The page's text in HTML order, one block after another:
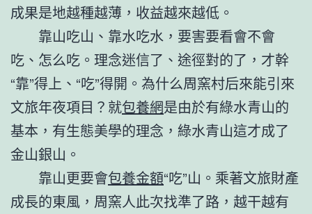
成果是地越種越薄，收益越來越低。
靠山吃山、靠水吃水，要害要看會不會
吃、怎么吃。理念迷信了、途徑對的了，才幹
“靠”得上、“吃”得開。為什么周窯村后來能引來
文旅年夜項目？就包養網是由於有綠水青山的
基本，有生態美學的理念，綠水青山這才成了
金山銀山。
靠山更要會包養金額“吃”山。乘著文旅財產
成長的東風，周窯人此次找準了路，越干越有